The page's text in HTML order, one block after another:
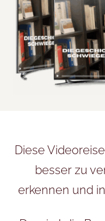
Diese
besser zu
erkennen und